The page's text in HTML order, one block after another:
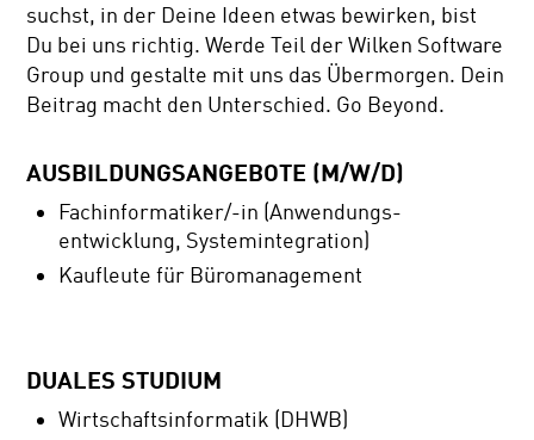
suchst, in der Deine Ideen etwas bewirken, bist
Du bei uns richtig. Werde Teil der Wilken Software
Group und gestalte mit uns das Übermorgen. Dein
Beitrag macht den Unterschied. Go Beyond.
AUSBILDUNGSANGEBOTE (M/W/D)
Fachinformatiker/-in (Anwendungs-
entwicklung, Systemintegration)
Kaufleute für Büromanagement
DUALES STUDIUM
Wirtschaftsinformatik (DHWB)